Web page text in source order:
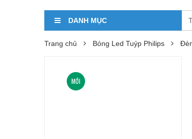
DANH MỤC
Trang chủ Bóng Led Tuýp Philips
MỚI